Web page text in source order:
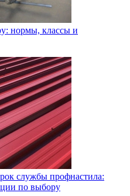
нормы, классы и
службы профнастила:
по выбору